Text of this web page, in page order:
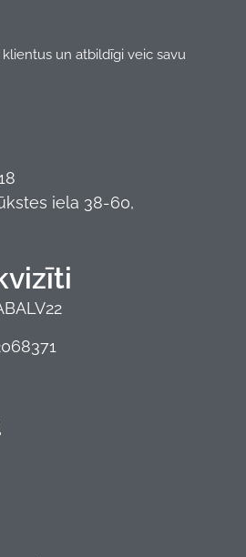
un atbildīgi veic savu
iela 38-60,